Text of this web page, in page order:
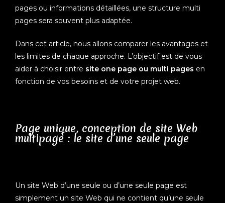
pages ou informations détaillées, une structure multi
pages sera souvent plus adaptée.
Dans cet article, nous allons comparer les avantages et
les limites de chaque approche. L’objectif est de vous
aider à choisir entre site one page ou multi pages en
fonction de vos besoins et de votre projet web.
Page unique, conception de site Web
multipage : le site d’une seule page
Un site Web d’une seule ou d’une seule page est
simplement un site Web qui ne contient qu’une seule